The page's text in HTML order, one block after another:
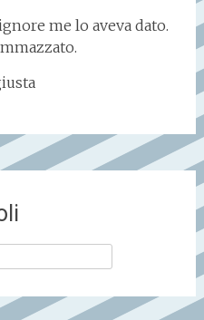
me lo aveva dato.